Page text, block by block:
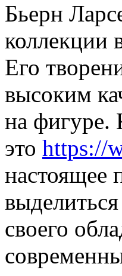
Бьерн
коллекции
Его
высоким
на фигуре.
это https://
настоящее
своего